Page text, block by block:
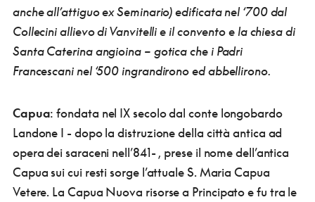
anche all’attiguo ex Seminario) edificata nel ‘700 dal
Collecini allievo di Vanvitelli e il convento e la chiesa di
Santa Caterina angioina – gotica che i Padri
Francescani nel ‘500 ingrandirono ed abbellirono.
Capua: fondata nel IX secolo dal conte longobardo
Landone I - dopo la distruzione della città antica ad
opera dei saraceni nell’841- , prese il nome dell’antica
Capua sui cui resti sorge l’attuale S. Maria Capua
Vetere. La Capua Nuova risorse a Principato e fu tra le